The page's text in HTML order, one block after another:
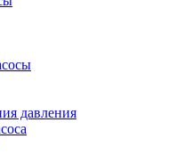
давления